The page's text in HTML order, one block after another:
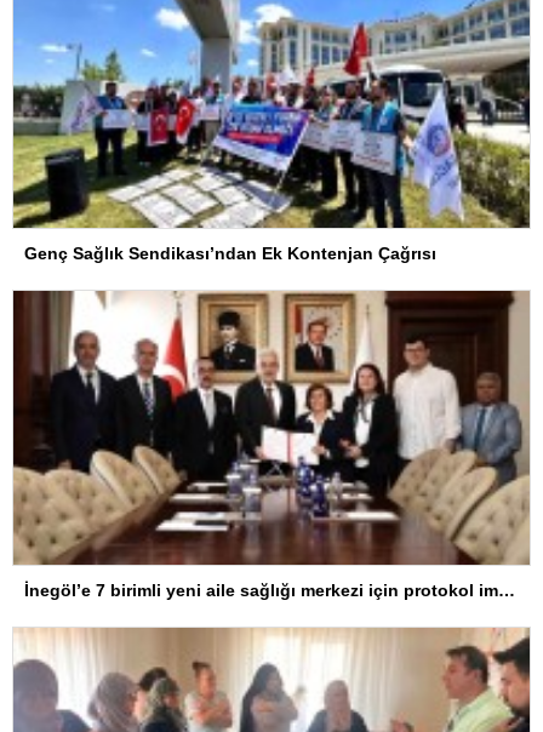
Genç Sağlık Sendikası’ndan Ek Kontenjan Çağrısı
İnegöl’e 7 birimli yeni aile sağlığı merkezi için protokol imzalandı